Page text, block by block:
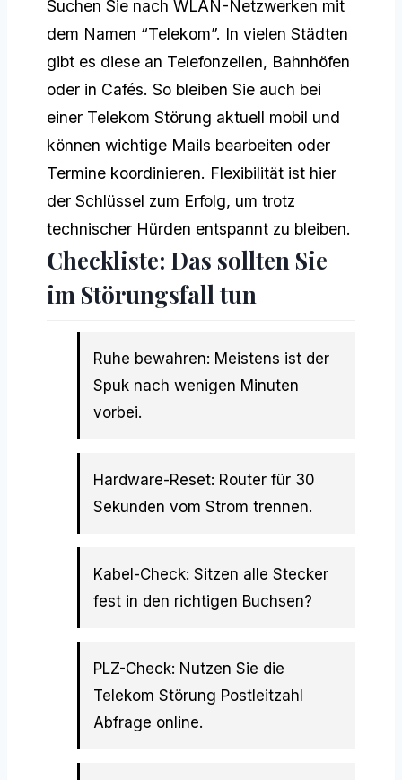
Suchen Sie nach WLAN-Netzwerken mit
dem Namen “Telekom”. In vielen Städten
gibt es diese an Telefonzellen, Bahnhöfen
oder in Cafés. So bleiben Sie auch bei
einer Telekom Störung aktuell mobil und
können wichtige Mails bearbeiten oder
Termine koordinieren. Flexibilität ist hier
der Schlüssel zum Erfolg, um trotz
technischer Hürden entspannt zu bleiben.
Checkliste: Das sollten Sie
im Störungsfall tun
Ruhe bewahren: Meistens ist der
Spuk nach wenigen Minuten
vorbei.
Hardware-Reset: Router für 30
Sekunden vom Strom trennen.
Kabel-Check: Sitzen alle Stecker
fest in den richtigen Buchsen?
PLZ-Check: Nutzen Sie die
Telekom Störung Postleitzahl
Abfrage online.